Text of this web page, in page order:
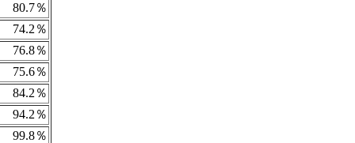
80.7％
74.2％
76.8％
75.6％
84.2％
94.2％
99.8％